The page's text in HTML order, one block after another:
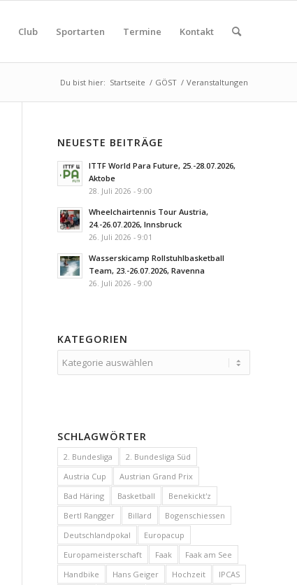
Club Sportarten Termine Kontakt
Du bist hier: Startseite / GÖST / Veranstaltungen
NEUESTE BEITRÄGE
ITTF World Para Future, 25.-28.07.2026,
Aktobe
28. Juli 2026 - 9:00
Wheelchairtennis Tour Austria,
24.-26.07.2026, Innsbruck
26. Juli 2026 - 9:01
Wasserskicamp Rollstuhlbasketball
Team, 23.-26.07.2026, Ravenna
26. Juli 2026 - 9:00
KATEGORIEN
SCHLAGWÖRTER
2. Bundesliga
2. Bundesliga Süd
Austria Cup
Austrian Grand Prix
Bad Häring
Basketball
Benekickt'z
Bertl Rangger
Billard
Bogenschiessen
Deutschlandpokal
Europacup
Europameisterschaft
Faak
Faak am See
Handbike
Hans Geiger Hochzeit
IPCAS